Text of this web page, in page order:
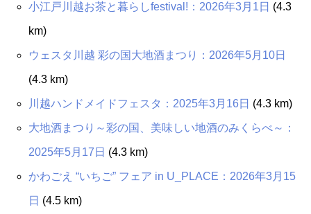
小江戸川越お茶と暮らしfestival!：2026年3月1日 (4.3
km)
ウェスタ川越 彩の国大地酒まつり：2026年5月10日
(4.3 km)
川越ハンドメイドフェスタ：2025年3月16日 (4.3 km)
大地酒まつり～彩の国、美味しい地酒のみくらべ～：
2025年5月17日 (4.3 km)
かわごえ “いちご” フェア in U_PLACE：2026年3月15
日 (4.5 km)